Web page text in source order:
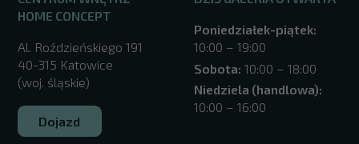
HOME CONCEPT
Al. Roździeńskiego 191
40-315 Katowice
(woj. śląskie)
Dojazd
Poniedziałek-piątek:
10:00 – 19:00
Sobota: 10:00 – 18:00
Niedziela (handlowa):
10:00 – 16:00